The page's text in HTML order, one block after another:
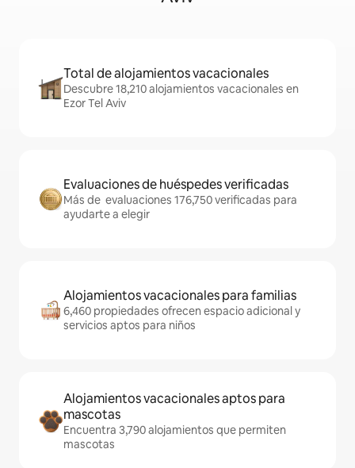
Total de alojamientos vacacionales
Descubre 18,210 alojamientos vacacionales en
Ezor Tel Aviv
Evaluaciones de huéspedes verificadas
Más de evaluaciones 176,750 verificadas para
ayudarte a elegir
Alojamientos vacacionales para familias
6,460 propiedades ofrecen espacio adicional y
servicios aptos para niños
Alojamientos vacacionales aptos para
mascotas
Encuentra 3,790 alojamientos que permiten
mascotas